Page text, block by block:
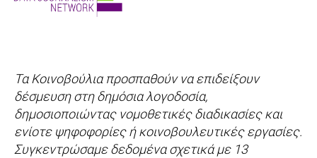
Τα Κοινοβούλια προσπαθούν να επιδείξουν
δέσμευση στη δημόσια λογοδοσία,
δημοσιοποιώντας νομοθετικές διαδικασίες και
ενίοτε ψηφοφορίες ή κοινοβουλευτικές εργασίες.
Συγκεντρώσαμε δεδομένα σχετικά με 13